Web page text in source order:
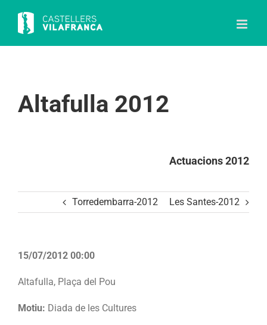
content
Altafulla 2012
Actuacions 2012
Torredembarra-2012 Les Santes-2012
15/07/2012 00:00
Altafulla, Plaça del Pou
Motiu: Diada de les Cultures